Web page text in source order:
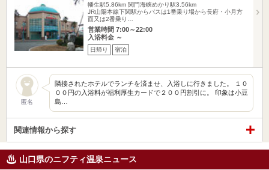
幡生駅5.86km 関門海峡めかり駅3.56km
JR山陽本線下関駅からバスは1番乗り場から長府・小月方
面又は2番乗り…
営業時間 7:00～22:00
入浴料金 ～
日帰り 宿泊
匿名
隣接されたホテルでランチを済ませ、入浴しに行きました。 １０
００円の入浴料が福利厚生カードで２００円割引に。 印象は小豆
島…
関連情報から探す
山口県のニフティ温泉ニュース